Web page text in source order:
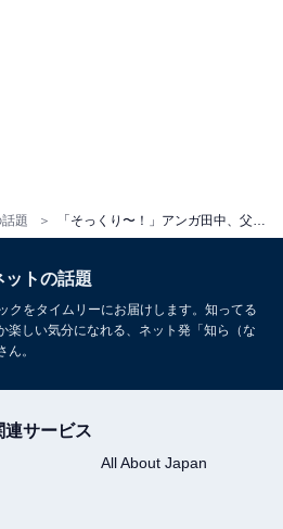
題
ットの話題
クをタイムリーにお届けします。知ってる
楽しい気分になれる、ネット発「知ら（な
。
連サービス
All About Japan